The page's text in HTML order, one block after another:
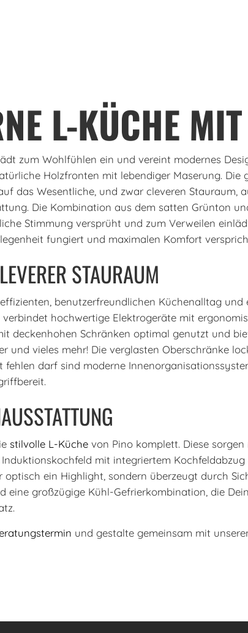
L-KÜCHE
zum Wohlfühlen ein und vereint modernes
Holzfronten mit lebendiger Maserung.
das Wesentliche, und zwar cleveren Stauraum,
Die Kombination aus dem satten Grünton
Stimmung versprüht und zum Verweilen
fungiert und maximalen Komfort
STAURAUM
benutzerfreundlichen Küchenalltag
hochwertige Elektrogeräte mit
deckenhohen Schränken optimal genutzt und
und vieles mehr! Die verglasten Oberschränke
fehlen darf sind moderne
stilvolle L-Küche von Pino komplett. Diese
mit integriertem
ein Highlight, sondern überzeugt durch
eine großzügige Kühl-Gefrierkombination, die
und gestalte gemeinsam mit